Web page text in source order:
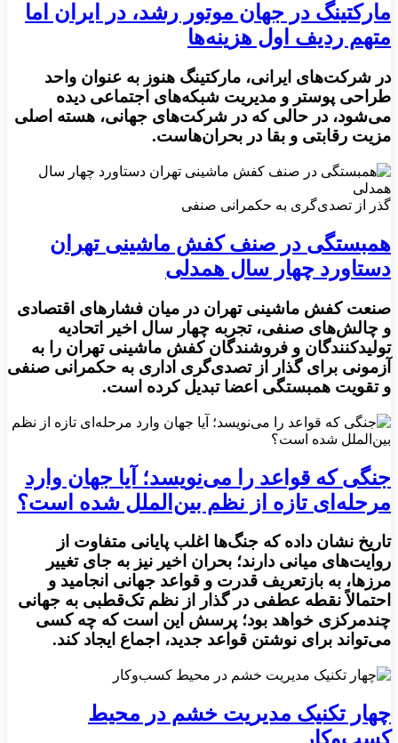
مارکتینگ در جهان موتور رشد، در ایران اما
متهم ردیف اول هزینه‌ها
در شرکت‌های ایرانی، مارکتینگ هنوز به عنوان واحد
طراحی پوستر و مدیریت شبکه‌های اجتماعی دیده
می‌شود، در حالی که در شرکت‌های جهانی، هسته اصلی
مزیت رقابتی و بقا در بحران‌هاست.
گذر از تصدی‌گری به حکمرانی صنفی
همبستگی در صنف کفش ماشینی تهران
دستاورد چهار سال همدلی
صنعت کفش ماشینی تهران در میان فشارهای اقتصادی
و چالش‌های صنفی، تجربه چهار سال اخیر اتحادیه
تولیدکنندگان و فروشندگان کفش ماشینی تهران را به
آزمونی برای گذار از تصدی‌گری اداری به حکمرانی صنفی
و تقویت همبستگی اعضا تبدیل کرده است.
جنگی که قواعد را می‌نویسد؛ آیا جهان وارد
مرحله‌ای تازه از نظم بین‌الملل شده است؟
تاریخ نشان داده که جنگ‌ها اغلب پایانی متفاوت از
روایت‌های میانی دارند؛ بحران اخیر نیز به جای تغییر
مرزها، به بازتعریف قدرت و قواعد جهانی انجامید و
احتمالاً نقطه عطفی در گذار از نظم تک‌قطبی به جهانی
چندمرکزی خواهد بود؛ پرسش این است که چه کسی
می‌تواند برای نوشتن قواعد جدید، اجماع ایجاد کند.
چهار تکنیک مدیریت خشم در محیط